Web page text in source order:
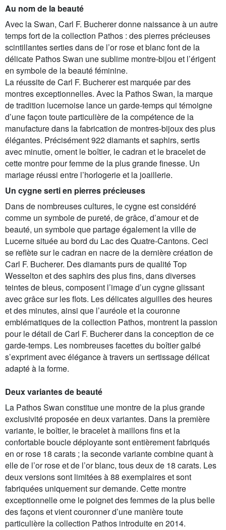
Au nom de la beauté
Avec la Swan, Carl F. Bucherer donne naissance à un autre
temps fort de la collection Pathos : des pierres précieuses
scintillantes serties dans de l’or rose et blanc font de la
délicate Pathos Swan une sublime montre-bijou et l’érigent
en symbole de la beauté féminine.
La réussite de Carl F. Bucherer est marquée par des
montres exceptionnelles. Avec la Pathos Swan, la marque
de tradition lucernoise lance un garde-temps qui témoigne
d’une façon toute particulière de la compétence de la
manufacture dans la fabrication de montres-bijoux des plus
élégantes. Précisément 922 diamants et saphirs, sertis
avec minutie, ornent le boîtier, le cadran et le bracelet de
cette montre pour femme de la plus grande finesse. Un
mariage réussi entre l’horlogerie et la joaillerie.
Un cygne serti en pierres précieuses
Dans de nombreuses cultures, le cygne est considéré
comme un symbole de pureté, de grâce, d’amour et de
beauté, un symbole que partage également la ville de
Lucerne située au bord du Lac des Quatre-Cantons. Ceci
se reflète sur le cadran en nacre de la dernière création de
Carl F. Bucherer. Des diamants purs de qualité Top
Wesselton et des saphirs des plus fins, dans diverses
teintes de bleus, composent l’image d’un cygne glissant
avec grâce sur les flots. Les délicates aiguilles des heures
et des minutes, ainsi que l’auréole et la couronne
emblématiques de la collection Pathos, montrent la passion
pour le détail de Carl F. Bucherer dans la conception de ce
garde-temps. Les nombreuses facettes du boîtier galbé
s’expriment avec élégance à travers un sertissage délicat
adapté à la forme.
Deux variantes de beauté
La Pathos Swan constitue une montre de la plus grande
exclusivité proposée en deux variantes. Dans la première
variante, le boîtier, le bracelet à maillons fins et la
confortable boucle déployante sont entièrement fabriqués
en or rose 18 carats ; la seconde variante combine quant à
elle de l’or rose et de l’or blanc, tous deux de 18 carats. Les
deux versions sont limitées à 88 exemplaires et sont
fabriquées uniquement sur demande. Cette montre
exceptionnelle orne le poignet des femmes de la plus belle
des façons et vient couronner d’une manière toute
particulière la collection Pathos introduite en 2014.